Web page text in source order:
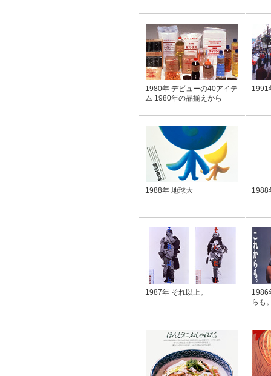
1980年 デビューの40アイテ
ム 1980年の品揃えから
1991
1988年 地球大 1988
1987年 それ以上。
1986
らも